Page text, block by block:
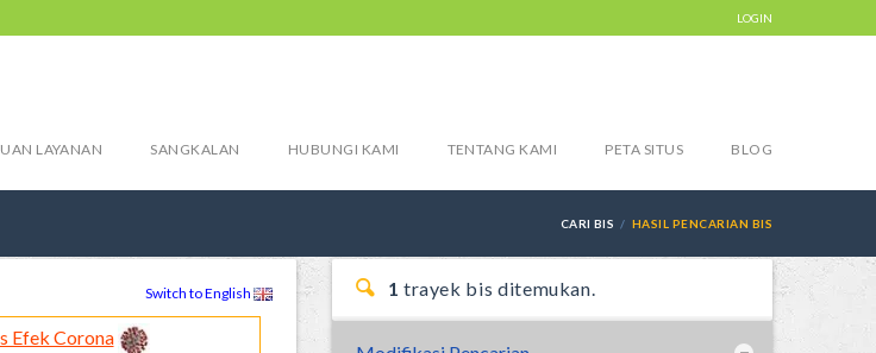
LOGIN
LAYANAN SANGKALAN HUBUNGI KAMI TENTANG KAMI PETA SITUS BLOG
CARI BIS HASIL PENCARIAN BIS
Switch to English
Efek Corona
1 trayek bis ditemukan.